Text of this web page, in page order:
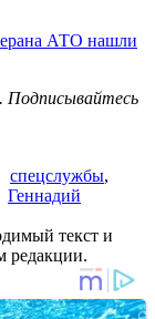
АТО нашли
Подписывайтесь
спецслужбы,
Геннадий
текст и
редакции.